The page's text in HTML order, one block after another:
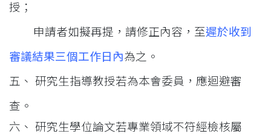
授；
申請者如擬再提，請修正內容，至遲於收到
審議結果三個工作日內為之。
五、 研究生指導教授若為本會委員，應迴避審
查。
六、 研究生學位論文若專業領域不符經檢核屬